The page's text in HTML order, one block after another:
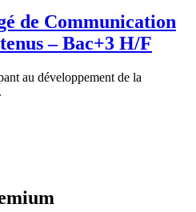
de Communication
– Bac+3 H/F
au développement de la